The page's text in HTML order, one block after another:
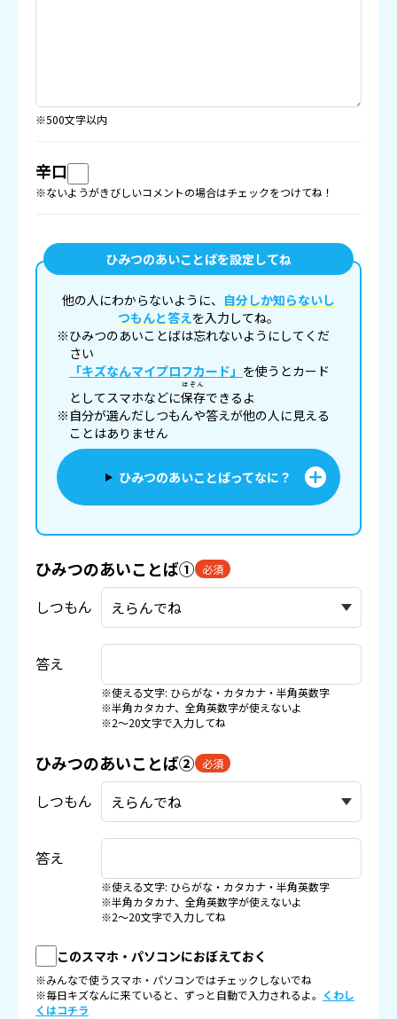
※500文字以内
辛口
※ないようがきびしいコメントの場合はチェックをつけてね！
ひみつのあいことばを設定してね
他の人にわからないように、 自分しか知らないし
つもんと答えを入力してね。
※ひみつのあいことばは忘れないようにしてくだ
さい
「キズなんマイプロフカード」 を使うとカード
としてスマホなどに保存
ほぞん
できるよ
※自分が選んだしつもんや答えが他の人に見える
ことはありません
ひみつのあいことばってなに？
ひみつのあいことば① 必須
しつもん
答え
※使える文字: ひらがな・カタカナ・半角英数字
※半角カタカナ、全角英数字が使えないよ
※2〜20文字で入力してね
ひみつのあいことば② 必須
しつもん
答え
※使える文字: ひらがな・カタカナ・半角英数字
※半角カタカナ、全角英数字が使えないよ
※2〜20文字で入力してね
このスマホ・パソコンにおぼえておく
※みんなで使うスマホ・パソコンではチェックしないでね
※毎日キズなんに来ていると、ずっと自動で入力されるよ。 くわし
くはコチラ